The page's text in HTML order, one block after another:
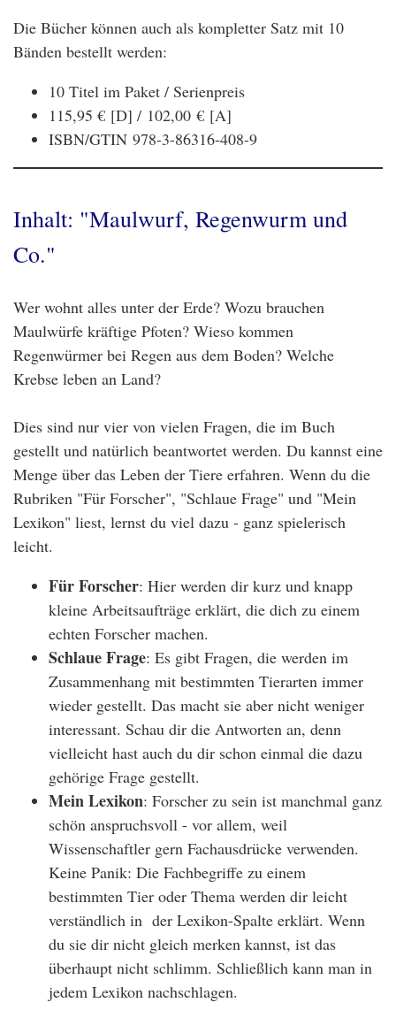
Die Bücher können auch als kompletter Satz mit 10
Bänden bestellt werden:
10 Titel im Paket / Serienpreis
115,95 € [D] / 102,00 € [A]
ISBN/GTIN 978-3-86316-408-9
Inhalt: "Maulwurf, Regenwurm und
Co."
Wer wohnt alles unter der Erde? Wozu brauchen
Maulwürfe kräftige Pfoten? Wieso kommen
Regenwürmer bei Regen aus dem Boden? Welche
Krebse leben an Land?
Dies sind nur vier von vielen Fragen, die im Buch
gestellt und natürlich beantwortet werden. Du kannst eine
Menge über das Leben der Tiere erfahren. Wenn du die
Rubriken "Für Forscher", "Schlaue Frage" und "Mein
Lexikon" liest, lernst du viel dazu - ganz spielerisch
leicht.
Für Forscher: Hier werden dir kurz und knapp
kleine Arbeitsaufträge erklärt, die dich zu einem
echten Forscher machen.
Schlaue Frage: Es gibt Fragen, die werden im
Zusammenhang mit bestimmten Tierarten immer
wieder gestellt. Das macht sie aber nicht weniger
interessant. Schau dir die Antworten an, denn
vielleicht hast auch du dir schon einmal die dazu
gehörige Frage gestellt.
Mein Lexikon: Forscher zu sein ist manchmal ganz
schön anspruchsvoll - vor allem, weil
Wissenschaftler gern Fachausdrücke verwenden.
Keine Panik: Die Fachbegriffe zu einem
bestimmten Tier oder Thema werden dir leicht
verständlich in der Lexikon-Spalte erklärt. Wenn
du sie dir nicht gleich merken kannst, ist das
überhaupt nicht schlimm. Schließlich kann man in
jedem Lexikon nachschlagen.